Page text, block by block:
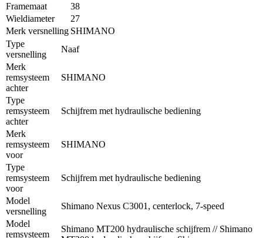
Framemaat
38
Wieldiameter
27
Merk versnelling SHIMANO
Type
versnelling
Naaf
Merk
remsysteem
achter
SHIMANO
Type
remsysteem
achter
Schijfrem met hydraulische bediening
Merk
remsysteem
voor
SHIMANO
Type
remsysteem
voor
Schijfrem met hydraulische bediening
Model
versnelling
Shimano Nexus C3001, centerlock, 7-speed
Model
remsysteem
Shimano MT200 hydraulische schijfrem // Shimano